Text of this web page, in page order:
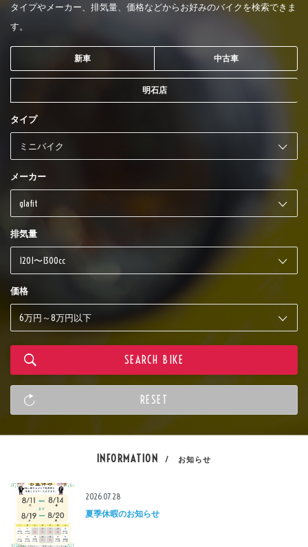
タイプやメーカー、排気量、価格などからお好みのバイクを検索できま
す。
新車 中古車
明石店
タイプ
メーカー
排気量
価格
INFORMATION / お知らせ
2026.07.28
夏季休暇のお知らせ